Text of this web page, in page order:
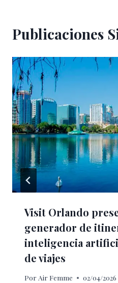
Publicaciones
Visit Orlando
generador de
inteligencia
de viajes
Por Air Femme 02/04/2026